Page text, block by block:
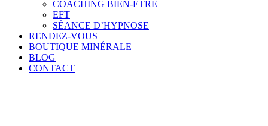
COACHING BIEN-ETRE
EFT
SÉANCE D’HYPNOSE
RENDEZ-VOUS
BOUTIQUE MINÉRALE
BLOG
CONTACT